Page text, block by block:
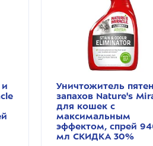
и
Уничтожитель
запахов Nature's
для кошек c
максимальным
эффектом, спрей
мл СКИДКА 30%